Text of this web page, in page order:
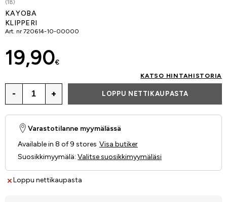
(18)
KAYOBA
KLIPPERI
Art. nr 720614-10-00000
19,90€
KATSO HINTAHISTORIA
- + LOPPU NETTIKAUPASTA
Loppu nettikaupasta
Varastotilanne myymälässä
Available in 8 of 9 stores Visa butiker
Suosikkimyymälä: Valitse suosikkimyymäläsi